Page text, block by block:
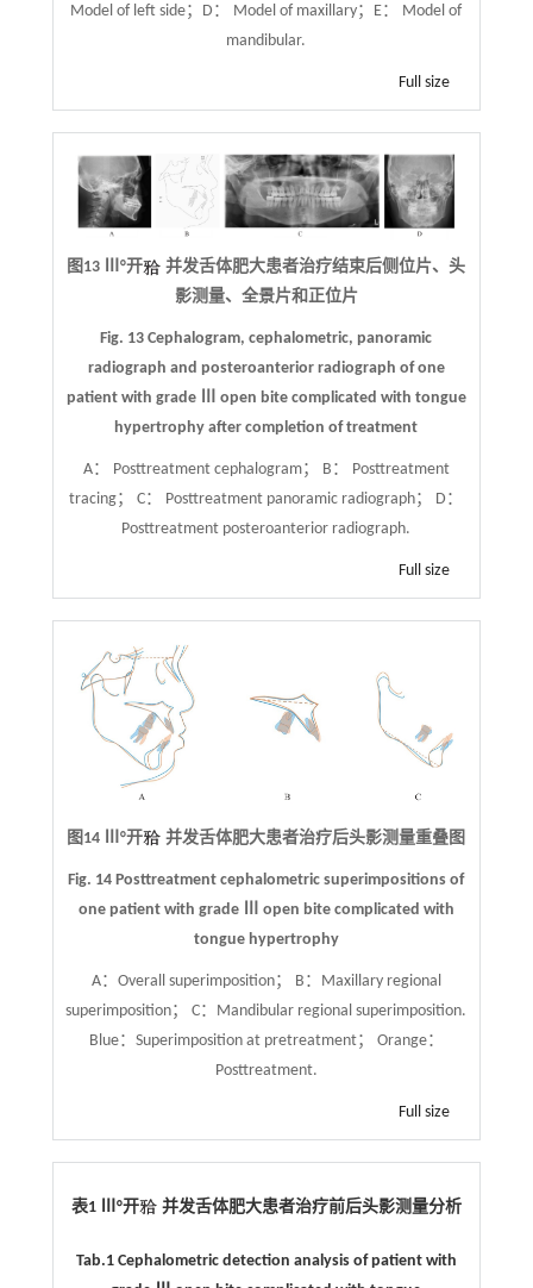
Model of left side；D： Model of maxillary；E： Model of
mandibular.
Full size
图13 Ⅲ°开
并发舌体肥大患者治疗结束后侧位片、头
影测量、全景片和正位片
Fig. 13 Cephalogram, cephalometric, panoramic
radiograph and posteroanterior radiograph of one
patient with grade Ⅲ open bite complicated with tongue
hypertrophy after completion of treatment
A： Posttreatment cephalogram； B： Posttreatment
tracing； C： Posttreatment panoramic radiograph； D：
Posttreatment posteroanterior radiograph.
Full size
图14 Ⅲ°开 并发舌体肥大患者治疗后头影测量重叠图
Fig. 14 Posttreatment cephalometric superimpositions of
one patient with grade Ⅲ open bite complicated with
tongue hypertrophy
A：Overall superimposition； B：Maxillary regional
superimposition； C：Mandibular regional superimposition.
Blue：Superimposition at pretreatment； Orange：
Posttreatment.
Full size
表1 Ⅲ°开 并发舌体肥大患者治疗前后头影测量分析
Tab.1 Cephalometric detection analysis of patient with